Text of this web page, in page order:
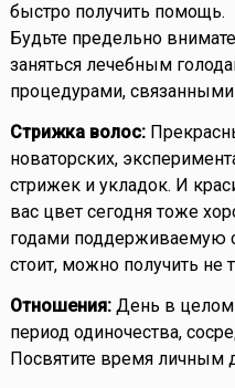
быстро получить помощь.
Будьте предельно
заняться лечебным
процедурами,
Стрижка волос:
новаторских,
стрижек и укладок. И
вас цвет сегодня тоже
годами поддерживаемую
стоит, можно получить не
Отношения:День в целом
период одиночества,
Посвятите время личным